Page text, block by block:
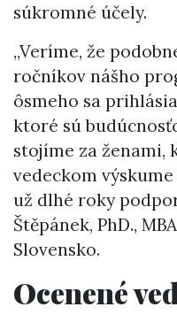
súkromné účely.
„Veríme, že
ročníkov nášho
ôsmeho sa
ktoré sú
stojíme za ženami,
vedeckom
už dlhé roky
Štěpánek, PhD.,
Slovensko.
Ocenené